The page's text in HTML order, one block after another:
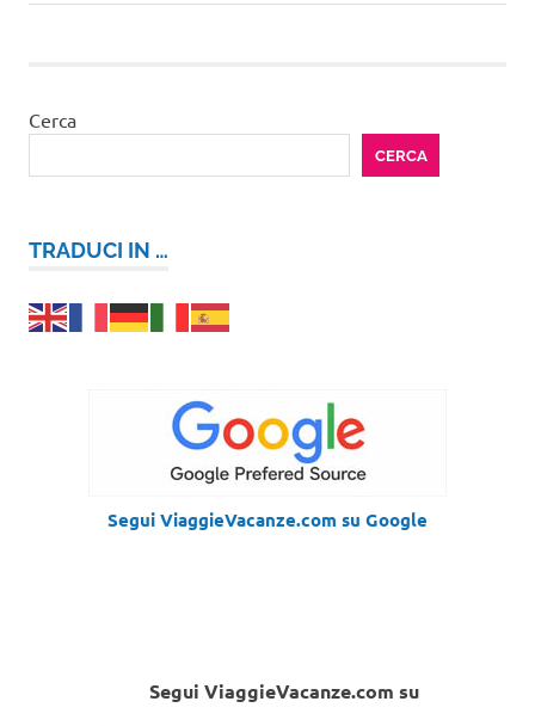
articolisuccessivo:
Cerca
CERCA
TRADUCI IN …
Segui ViaggieVacanze.com su Google
Segui ViaggieVacanze.com su